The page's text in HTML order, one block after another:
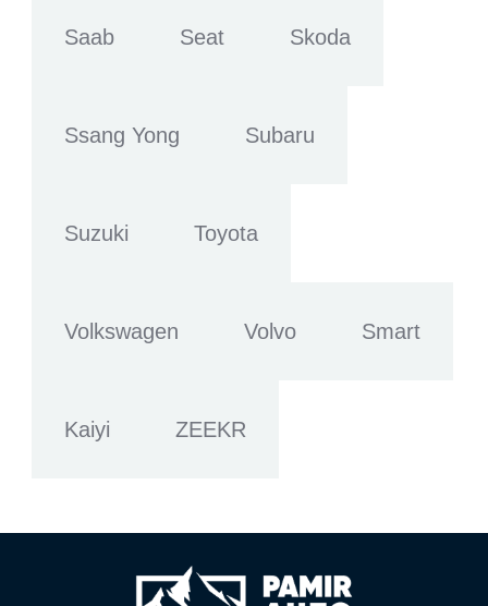
Saab Seat Skoda
Ssang Yong Subaru
Suzuki Toyota
Volkswagen Volvo Smart
Kaiyi ZEEKR